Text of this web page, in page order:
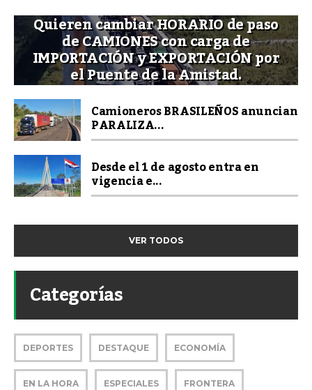
Quieren cambiar HORARIO de paso
de CAMIONES con carga de
IMPORTACIÓN y EXPORTACIÓN por
el Puente de la Amistad.
Camioneros BRASILEÑOS anuncian
PARALIZA...
Desde el 1 de agosto entra en
vigencia e...
VER TODOS
Categorías
DEPORTES DESTAQUE ECONOMÍA
EN LA HORA ESPECIALES FRONTERA